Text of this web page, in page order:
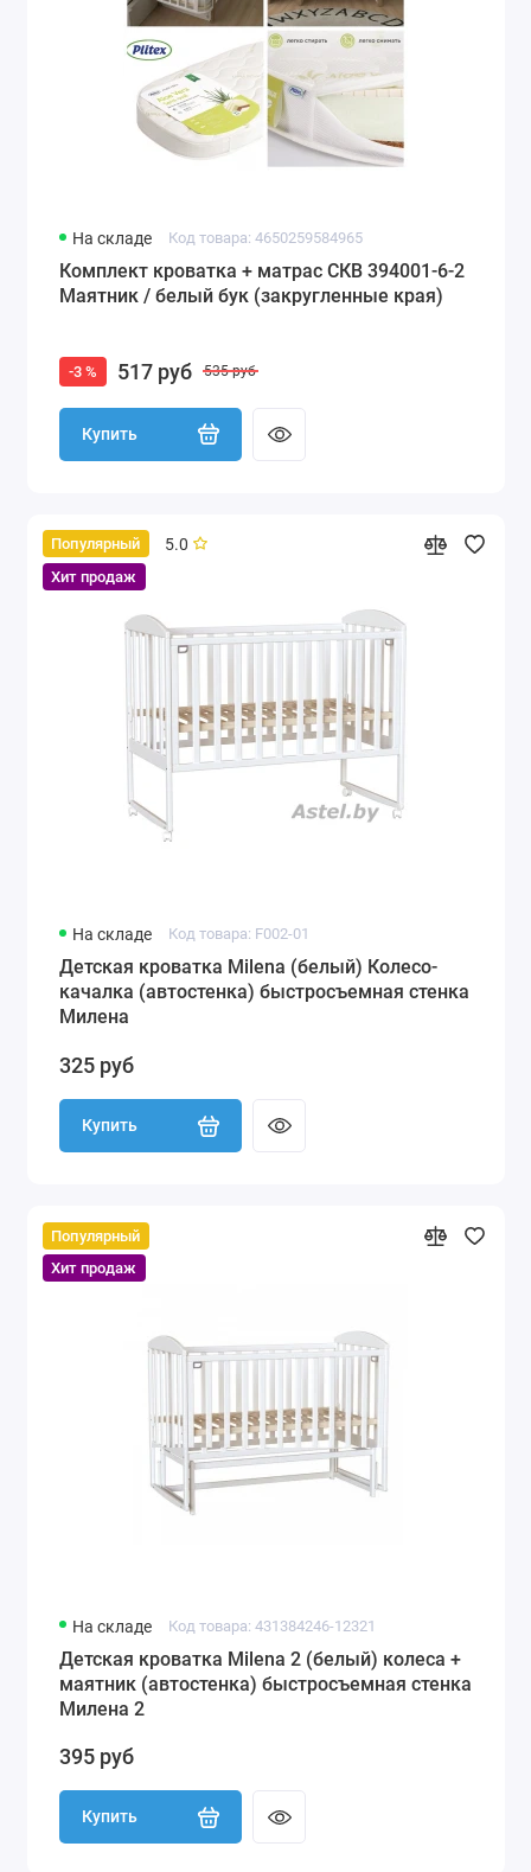
На складе Код товара: 4650259584965
Комплект кроватка + матрас СКВ 394001-6-2
Маятник / белый бук (закругленные края)
-3 % 517 руб 535 руб
Купить
Популярный
Хит продаж
5.0
На складе Код товара: F002-01
Детская кроватка Milena (белый) Колесо-
качалка (автостенка) быстросъемная стенка
Милена
325 руб
Купить
Популярный
Хит продаж
На складе Код товара: 431384246-12321
Детская кроватка Milena 2 (белый) колеса +
маятник (автостенка) быстросъемная стенка
Милена 2
395 руб
Купить